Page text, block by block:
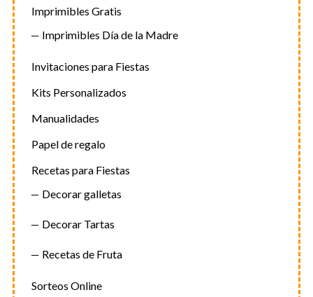
Imprimibles Gratis
Imprimibles Día de la Madre
Invitaciones para Fiestas
Kits Personalizados
Manualidades
Papel de regalo
Recetas para Fiestas
Decorar galletas
Decorar Tartas
Recetas de Fruta
Sorteos Online